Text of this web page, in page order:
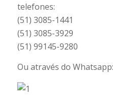
telefones:
(51) 3085-1441
(51) 3085-3929
(51) 99145-9280
Ou através do